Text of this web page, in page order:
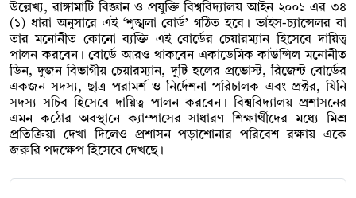
উল্লেখ্য, রাঙ্গামাটি বিজ্ঞান ও প্রযুক্তি বিশ্ববিদ্যালয় আইন ২০০১ এর ৩৪
(১) ধারা অনুসারে এই ‘শৃঙ্খলা বোর্ড’ গঠিত হবে। ভাইস-চ্যান্সেলর বা
তার মনোনীত কোনো ব্যক্তি এই বোর্ডের চেয়ারম্যান হিসেবে দায়িত্ব
পালন করবেন। বোর্ডে আরও থাকবেন একাডেমিক কাউন্সিল মনোনীত
ডিন, দুজন বিভাগীয় চেয়ারম্যান, দুটি হলের প্রভোস্ট, রিজেন্ট বোর্ডের
একজন সদস্য, ছাত্র পরামর্শ ও নির্দেশনা পরিচালক এবং প্রক্টর, যিনি
সদস্য সচিব হিসেবে দায়িত্ব পালন করবেন। বিশ্ববিদ্যালয় প্রশাসনের
এমন কঠোর অবস্থানে ক্যাম্পাসের সাধারণ শিক্ষার্থীদের মধ্যে মিশ্র
প্রতিক্রিয়া দেখা দিলেও প্রশাসন পড়াশোনার পরিবেশ রক্ষায় একে
জরুরি পদক্ষেপ হিসেবে দেখছে।